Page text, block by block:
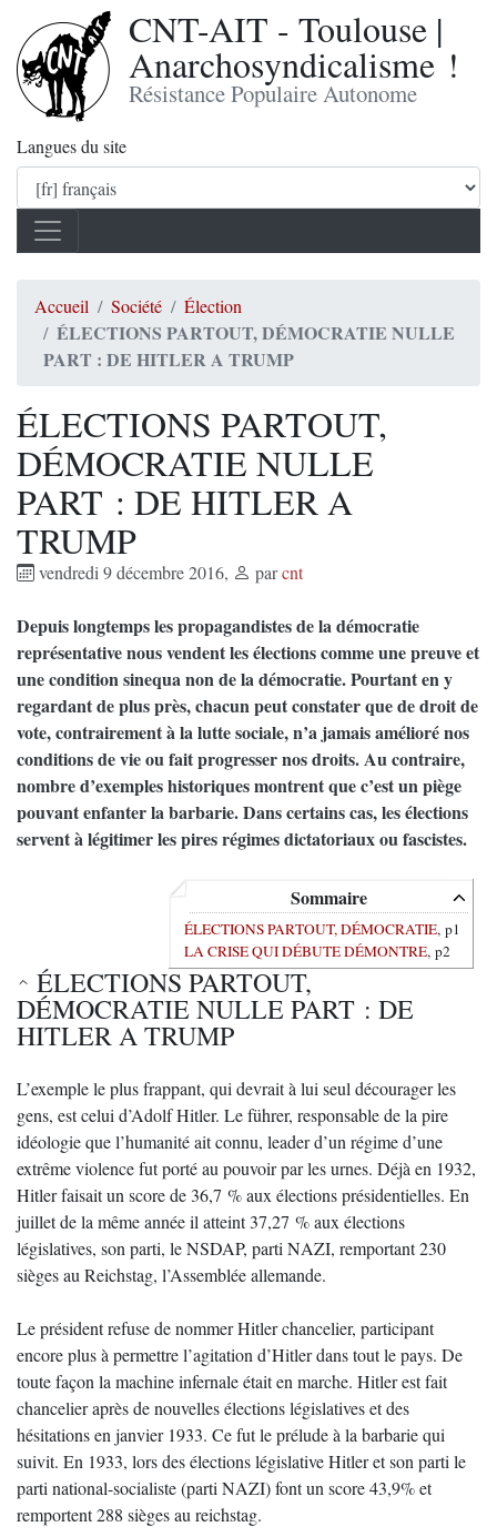
CNT-AIT - Toulouse |
Anarchosyndicalisme !
Résistance Populaire Autonome
Langues du site
Accueil Société Élection
ÉLECTIONS PARTOUT, DÉMOCRATIE NULLE
PART : DE HITLER A TRUMP
ÉLECTIONS PARTOUT,
DÉMOCRATIE NULLE
PART : DE HITLER A
TRUMP
vendredi 9 décembre 2016, parcnt
Depuis longtemps les propagandistes de la démocratie
représentative nous vendent les élections comme une preuve et
une condition sinequa non de la démocratie. Pourtant en y
regardant de plus près, chacun peut constater que de droit de
vote, contrairement à la lutte sociale, n’a jamais amélioré nos
conditions de vie ou fait progresser nos droits. Au contraire,
nombre d’exemples historiques montrent que c’est un piège
pouvant enfanter la barbarie. Dans certains cas, les élections
servent à légitimer les pires régimes dictatoriaux ou fascistes.
Sommaire
ÉLECTIONS PARTOUT, DÉMOCRATIE, p1
LA CRISE QUI DÉBUTE DÉMONTRE, p2
ÉLECTIONS PARTOUT,
DÉMOCRATIE NULLE PART : DE
HITLER A TRUMP
L’exemple le plus frappant, qui devrait à lui seul décourager les
gens, est celui d’Adolf Hitler. Le führer, responsable de la pire
idéologie que l’humanité ait connu, leader d’un régime d’une
extrême violence fut porté au pouvoir par les urnes. Déjà en 1932,
Hitler faisait un score de 36,7 % aux élections présidentielles. En
juillet de la même année il atteint 37,27 % aux élections
législatives, son parti, le NSDAP, parti NAZI, remportant 230
sièges au Reichstag, l’Assemblée allemande.
Le président refuse de nommer Hitler chancelier, participant
encore plus à permettre l’agitation d’Hitler dans tout le pays. De
toute façon la machine infernale était en marche. Hitler est fait
chancelier après de nouvelles élections législatives et des
hésitations en janvier 1933. Ce fut le prélude à la barbarie qui
suivit. En 1933, lors des élections législative Hitler et son parti le
parti national-socialiste (parti NAZI) font un score 43,9% et
remportent 288 sièges au reichstag.